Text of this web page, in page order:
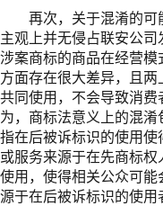
再次，关于混淆的可
主观上并无侵占联安公
涉案商标的商品在经营
方面存在很大差异，且两
共同使用，不会导致消
为，商标法意义上的混
指在后被诉标识的使用
或服务来源于在先商标
使用，使得相关公众可
源于在后被诉标识的使用